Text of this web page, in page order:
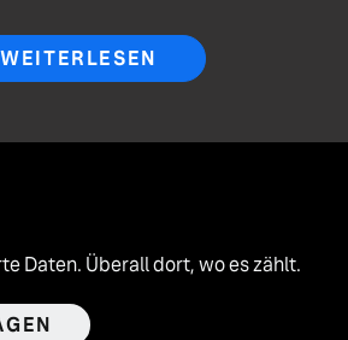
WEITERLESEN
Daten. Überall dort, wo es zählt.